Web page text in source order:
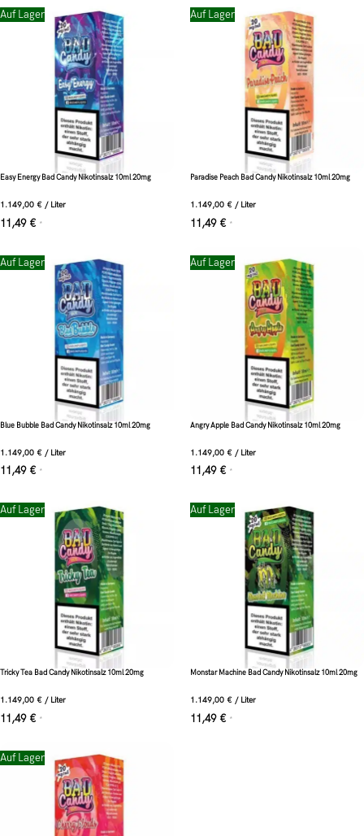
Auf Lager
Easy Energy Bad Candy Nikotinsalz 10ml 20mg
1.149,00 € / Liter
11,49 € *
Auf Lager
Paradise Peach Bad Candy Nikotinsalz 10ml 20mg
1.149,00 € / Liter
11,49 € *
Auf Lager
Blue Bubble Bad Candy Nikotinsalz 10ml 20mg
1.149,00 € / Liter
11,49 € *
Auf Lager
Angry Apple Bad Candy Nikotinsalz 10ml 20mg
1.149,00 € / Liter
11,49 € *
Auf Lager
Tricky Tea Bad Candy Nikotinsalz 10ml 20mg
1.149,00 € / Liter
11,49 € *
Auf Lager
Monstar Machine Bad Candy Nikotinsalz 10ml 20mg
1.149,00 € / Liter
11,49 € *
Auf Lager